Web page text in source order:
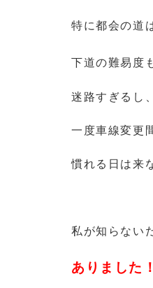
特に都会の道
下道の難易度
迷路すぎるし
一度車線変更
慣れる日は来
私が知らない
ありました